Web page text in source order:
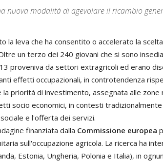
nuova modalità di agevolare il ricambio
la leva che ha consentito o accelerato la
un terzo dei 240 giovani che si sono
proveniva da settori extragricoli ed erano
effetti occupazionali, in controtendenza
la priorità di investimento, assegnata alle zone
socio economici, in contesti
e l'offerta dei servizi.
finanziata dalla Commissione europea
sull'occupazione agricola. La ricerca ha
Estonia, Ungheria, Polonia e Italia), in